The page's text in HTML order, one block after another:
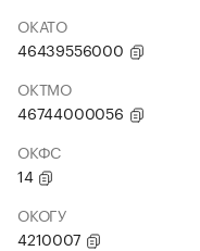
ОКАТО
46439556000
ОКТМО
46744000056
ОКФС
14
ОКОГУ
4210007